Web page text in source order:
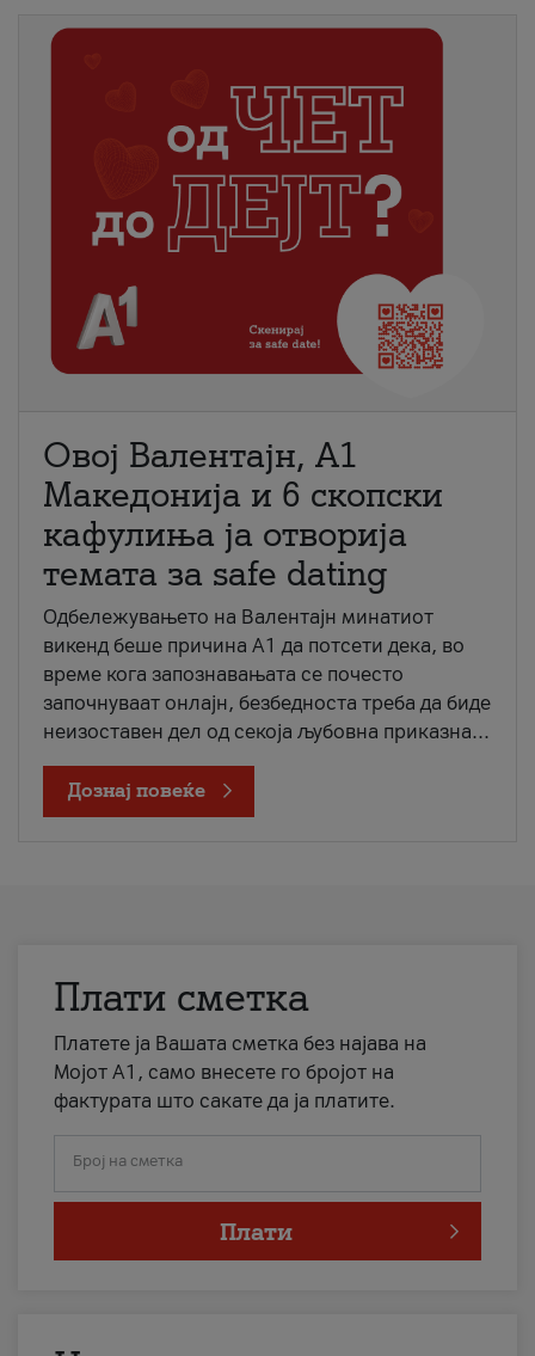
Овој Валентајн, A1
Македонија и 6 скопски
кафулиња ја отворија
темата за safe dating
Одбележувањето на Валентајн минатиот
викенд беше причина А1 да потсети дека, во
време кога запознавањата се почесто
започнуваат онлајн, безбедноста треба да биде
неизоставен дел од секоја љубовна приказна...
Дознај повеќе
Плати сметка
Платете ја Вашата сметка без најава на
Мојот А1, само внесете го бројот на
фактурата што сакате да ја платите.
Број на сметка
Плати